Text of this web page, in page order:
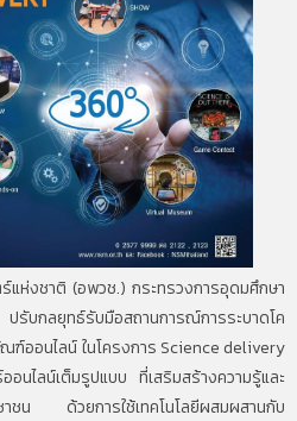
งชาติ (อพวช.) กระทรวงการอุดมศึกษา
บกลยุทธ์รับมือสถานการณ์การระบาดโค
ออนไลน์ ในโครงการ Science delivery
นไลน์เต็มรูปแบบ ที่เสริมสร้างความรู้และ
ชาชน ด้วยการใช้เทคโนโลยีผสมผสานกับ